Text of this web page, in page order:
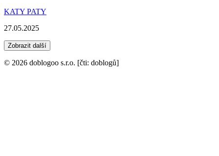
KATY PATY
27.05.2025
Zobrazit další
© 2026 doblogoo s.r.o. [čti: doblogů]